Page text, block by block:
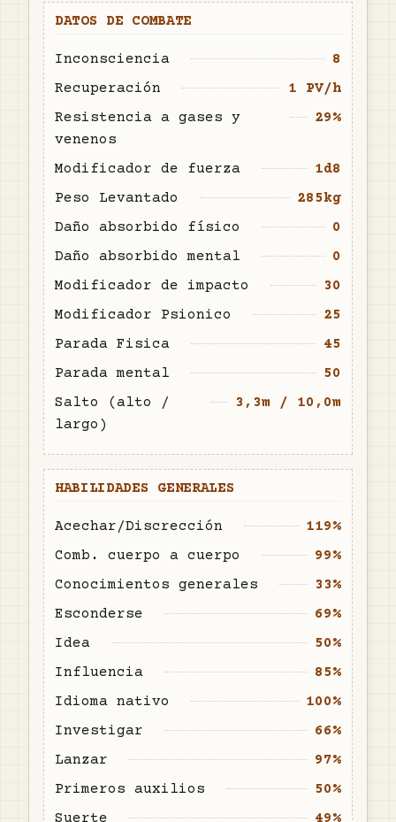
DATOS DE COMBATE
Inconsciencia
8
Recuperación
1 PV/h
Resistencia a gases y
venenos
29%
Modificador de fuerza
1d8
Peso Levantado
285kg
Daño absorbido físico
0
Daño absorbido mental
0
Modificador de impacto
30
Modificador Psionico
25
Parada Fisica
45
Parada mental
50
Salto (alto /
largo)
3,3m / 10,0m
HABILIDADES GENERALES
Acechar/Discrección
119%
Comb. cuerpo a cuerpo
99%
Conocimientos generales
33%
Esconderse
69%
Idea
50%
Influencia
85%
Idioma nativo
100%
Investigar
66%
Lanzar
97%
Primeros auxilios
50%
Suerte
49%